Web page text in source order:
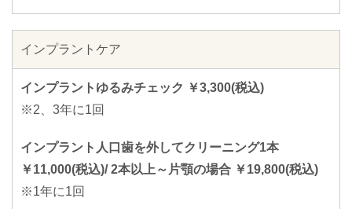
インプラントケア
インプラントゆるみチェック ￥3,300(税込)
※2、3年に1回
インプラント人口歯を外してクリーニング1本
￥11,000(税込)/ 2本以上～片顎の場合 ￥19,800(税込)
※1年に1回